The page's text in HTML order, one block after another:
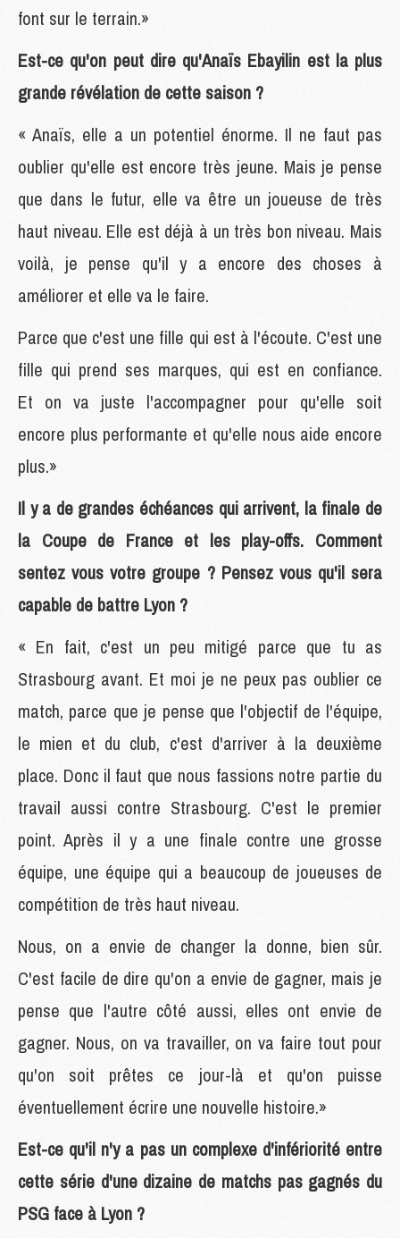
font sur le terrain.»
Est-ce qu'on peut dire qu'Anaïs Ebayilin est la plus
grande révélation de cette saison ?
« Anaïs, elle a un potentiel énorme. Il ne faut pas
oublier qu'elle est encore très jeune. Mais je pense
que dans le futur, elle va être un joueuse de très
haut niveau. Elle est déjà à un très bon niveau. Mais
voilà, je pense qu'il y a encore des choses à
améliorer et elle va le faire.
Parce que c'est une fille qui est à l'écoute. C'est une
fille qui prend ses marques, qui est en confiance.
Et on va juste l'accompagner pour qu'elle soit
encore plus performante et qu'elle nous aide encore
plus.»
Il y a de grandes échéances qui arrivent, la finale de
la Coupe de France et les play-offs. Comment
sentez vous votre groupe ? Pensez vous qu'il sera
capable de battre Lyon ?
« En fait, c'est un peu mitigé parce que tu as
Strasbourg avant. Et moi je ne peux pas oublier ce
match, parce que je pense que l'objectif de l'équipe,
le mien et du club, c'est d'arriver à la deuxième
place. Donc il faut que nous fassions notre partie du
travail aussi contre Strasbourg. C'est le premier
point. Après il y a une finale contre une grosse
équipe, une équipe qui a beaucoup de joueuses de
compétition de très haut niveau.
Nous, on a envie de changer la donne, bien sûr.
C'est facile de dire qu'on a envie de gagner, mais je
pense que l'autre côté aussi, elles ont envie de
gagner. Nous, on va travailler, on va faire tout pour
qu'on soit prêtes ce jour-là et qu'on puisse
éventuellement écrire une nouvelle histoire.»
Est-ce qu'il n'y a pas un complexe d'infériorité entre
cette série d'une dizaine de matchs pas gagnés du
PSG face à Lyon ?